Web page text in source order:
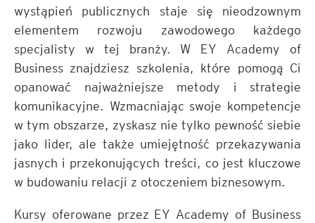
wystąpień publicznych staje się nieodzownym
elementem rozwoju zawodowego każdego
specjalisty w tej branży. W EY Academy of
Business znajdziesz szkolenia, które pomogą Ci
opanować najważniejsze metody i strategie
komunikacyjne. Wzmacniając swoje kompetencje
w tym obszarze, zyskasz nie tylko pewność siebie
jako lider, ale także umiejętność przekazywania
jasnych i przekonujących treści, co jest kluczowe
w budowaniu relacji z otoczeniem biznesowym.
Kursy oferowane przez EY Academy of Business